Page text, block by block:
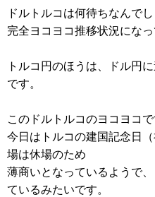
ドルトルコは何待ちなんで
完全ヨコヨコ推移状況になっ
トルコ円のほうは、ドル円
です。
このドルトルコのヨコヨコ
今日はトルコの建国記念日
場は休場のため
薄商いとなっているようで
ているみたいです。